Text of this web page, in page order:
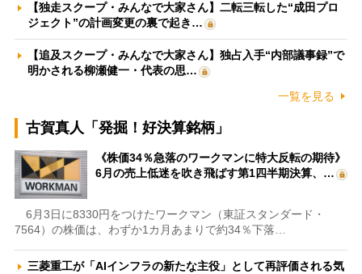
【独走スクープ・みんなで大家さん】二転三転した“成田プロ
ジェクト”の計画変更の裏で起き…
【追及スクープ・みんなで大家さん】独占入手“内部議事録”で
明かされる柳瀬健一・代表の思…
一覧を見る
古賀真人「発掘！好決算銘柄」
《株価34％急落のワークマンに特大反転の期待》
6月の売上低迷を吹き飛ばす第1四半期決算、…
6月3日に8330円をつけたワークマン（東証スタンダード・
7564）の株価は、わずか1カ月あまりで約34％下落…
三菱重工が「AIインフラの新たな主役」として再評価される気